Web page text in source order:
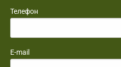
Телефон
E-mail